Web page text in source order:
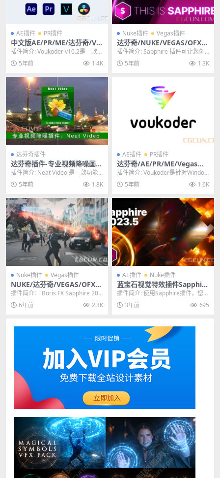
AE插件 PR插件
中文版AE/PR/ME/达芬奇/VE
GAS多格式视频编码渲染加速
输出插件 Voukoder v10.2 W
in
插件简介: Voukoder v10.2是一款免
费开源的Voukoder是视频和...
5年前 1.4K
Nuke插件 Vegas插件
达芬奇/NUKE/VEGAS/OFX蓝
宝石视觉特效插件 Sapphire
2022.01 Win
插件简介: Sapphire 插件可让您创
建任何主机原生效果工具都无法比
拟的令人...
5年前 1.3K
达芬奇插件
达芬奇插件-专业视频降噪画面
去噪点插件 Neat Video Pro
5.4.7 Win CE
插件简介: Neat Video 是一款功能
强大的视频编辑插件，旨在减少数
字噪声...
5年前 1.8K
AE插件 PR插件
达芬奇/AE/PR/ME/Vegas视
频渲染加速输出插件 Voukod
er v8.0 Win中文版
插件简介: Voukoder是针对Window
s的全系统视频和音频编码服务，可
改...5年前 1.6K
Nuke插件 Vegas插件
NUKE/达芬奇/VEGAS/OFX蓝
宝石视觉特效插件 Sapphire
2021.0
插件简介： Boris FX Sapphire 202
1.0 Plug-ins ...
6年前 2.3K
AE插件 Nuke插件
蓝宝石视觉特效插件Sapphire
2023.5 CE Ae/Pr/Ps/OFX/Ve
gas/Nuke/达芬奇Win一键安
装版
插件简介: 使用Sapphire插件，您可
以创造出任何主机原生效果工具所
无法比拟...
3年前 695